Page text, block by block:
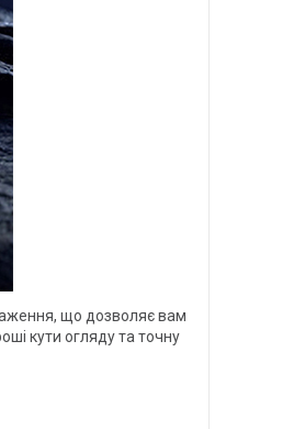
що дозволяє вам
кути огляду та точну